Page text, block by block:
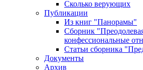
Сколько верующих
Публикации
Из книг "Панорамы"
Сборник
конфессиональные
Статьи сборника
Документы
Архив